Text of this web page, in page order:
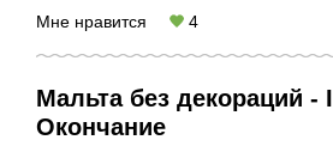
Мне нравится 4
Мальта без декораций -
Окончание